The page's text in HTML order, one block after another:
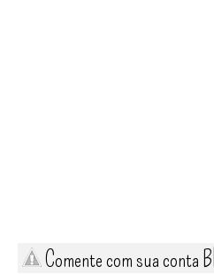
Comente com sua conta